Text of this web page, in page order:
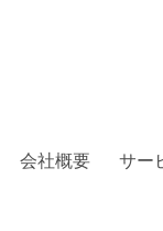
会社概要 サー